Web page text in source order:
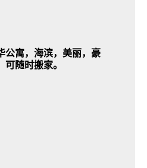
公寓，海滨，美丽，豪
随时搬家。